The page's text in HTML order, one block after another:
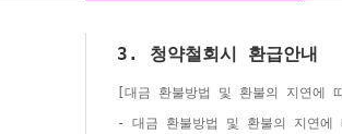
3. 청약철회시 환급안내
[대금 환불방법 및 환불의 지연에
- 대금 환불방법 및 환불의 지연에